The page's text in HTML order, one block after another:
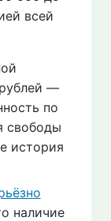
всей
—
по
свободы
история
наличие